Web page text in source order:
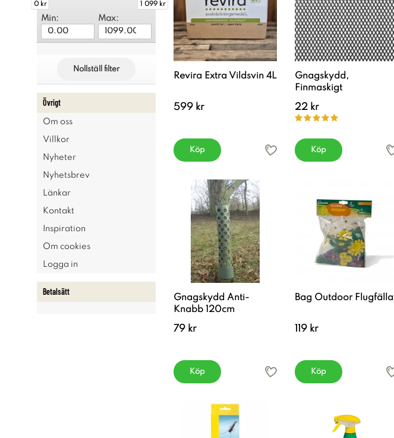
0 kr 1 099 kr
Min: Max:
Nollställ filter
Övrigt
Om oss
Villkor
Nyheter
Nyhetsbrev
Länkar
Kontakt
Inspiration
Om cookies
Logga in
Betalsätt
Revira Extra Vildsvin 4L
599 kr
Köp
Gnagskydd,
Finmaskigt
22 kr
Köp
Gnagskydd Anti-
Knabb 120cm
79 kr
Köp
Bag Outdoor Flugfälla
119 kr
Köp